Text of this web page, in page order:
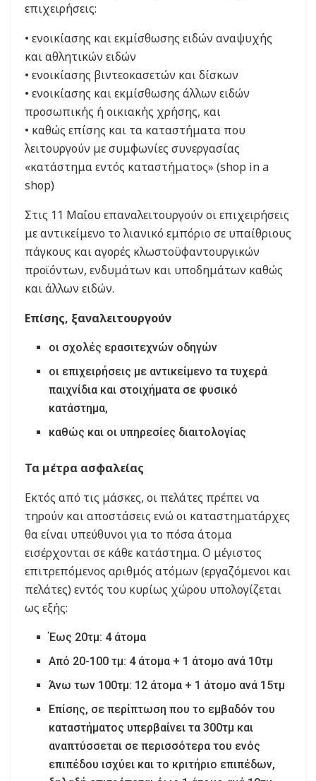
επιχειρήσεις:
• ενοικίασης και εκμίσθωσης ειδών αναψυχής
και αθλητικών ειδών
• ενοικίασης βιντεοκασετών και δίσκων
• ενοικίασης και εκμίσθωσης άλλων ειδών
προσωπικής ή οικιακής χρήσης, και
• καθώς επίσης και τα καταστήματα που
λειτουργούν με συμφωνίες συνεργασίας
«κατάστημα εντός καταστήματος» (shop in a
shop)
Στις 11 Μαΐου επαναλειτουργούν οι επιχειρήσεις
με αντικείμενο το λιανικό εμπόριο σε υπαίθριους
πάγκους και αγορές κλωστοϋφαντουργικών
προϊόντων, ενδυμάτων και υποδημάτων καθώς
και άλλων ειδών.
Επίσης, ξαναλειτουργούν
οι σχολές ερασιτεχνών οδηγών
οι επιχειρήσεις με αντικείμενο τα τυχερά
παιχνίδια και στοιχήματα σε φυσικό
κατάστημα,
καθώς και οι υπηρεσίες διαιτολογίας
Τα μέτρα ασφαλείας
Εκτός από τις μάσκες, οι πελάτες πρέπει να
τηρούν και αποστάσεις ενώ οι καταστηματάρχες
θα είναι υπεύθυνοι για το πόσα άτομα
εισέρχονται σε κάθε κατάστημα. Ο μέγιστος
επιτρεπόμενος αριθμός ατόμων (εργαζόμενοι και
πελάτες) εντός του κυρίως χώρου υπολογίζεται
ως εξής:
Έως 20τμ: 4 άτομα
Από 20-100 τμ: 4 άτομα + 1 άτομο ανά 10τμ
Άνω των 100τμ: 12 άτομα + 1 άτομο ανά 15τμ
Επίσης, σε περίπτωση που το εμβαδόν του
καταστήματος υπερβαίνει τα 300τμ και
αναπτύσσεται σε περισσότερα του ενός
επιπέδου ισχύει και το κριτήριο επιπέδων,